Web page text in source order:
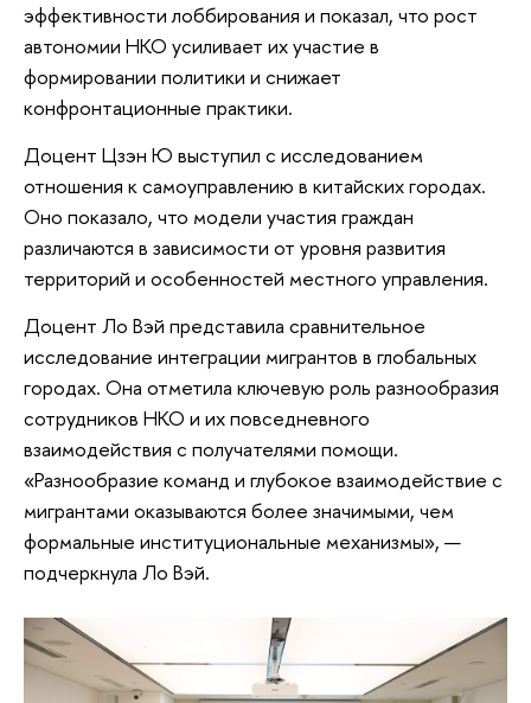
эффективности лоббирования и показал, что рост
автономии НКО усиливает их участие в
формировании политики и снижает
конфронтационные практики.
Доцент Цзэн Ю выступил с исследованием
отношения к самоуправлению в китайских городах.
Оно показало, что модели участия граждан
различаются в зависимости от уровня развития
территорий и особенностей местного управления.
Доцент Ло Вэй представила сравнительное
исследование интеграции мигрантов в глобальных
городах. Она отметила ключевую роль разнообразия
сотрудников НКО и их повседневного
взаимодействия с получателями помощи.
«Разнообразие команд и глубокое взаимодействие с
мигрантами оказываются более значимыми, чем
формальные институциональные механизмы», —
подчеркнула Ло Вэй.